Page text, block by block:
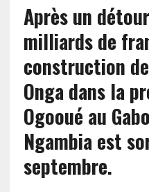
Après un
milliards de
construction
Onga dans la
Ogooué au
Ngambia est
septembre.